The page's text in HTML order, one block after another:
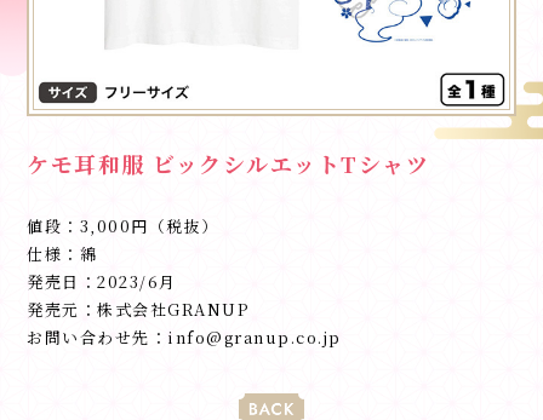
ケモ耳和服 ビックシルエットTシャツ
値段：3,000円（税抜）
仕様：綿
発売日：2023/6月
発売元：株式会社GRANUP
お問い合わせ先：info@granup.co.jp